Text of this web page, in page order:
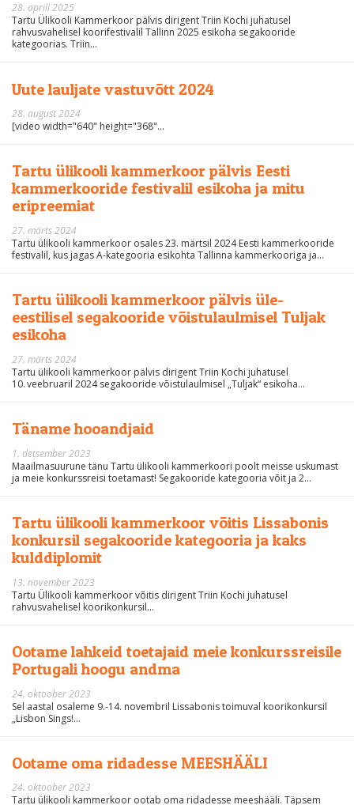
28. aprill 2025
Tartu Ülikooli Kammerkoor pälvis dirigent Triin Kochi juhatusel
rahvusvahelisel koorifestivalil Tallinn 2025 esikoha segakooride
kategoorias. Triin...
Uute lauljate vastuvõtt 2024
28. august 2024
[video width="640" height="368"...
Tartu ülikooli kammerkoor pälvis Eesti
kammerkooride festivalil esikoha ja mitu
eripreemiat
27. märts 2024
Tartu ülikooli kammerkoor osales 23. märtsil 2024 Eesti kammerkooride
festivalil, kus jagas A-kategooria esikohta Tallinna kammerkooriga ja...
Tartu ülikooli kammerkoor pälvis üle-
eestilisel segakooride võistulaulmisel Tuljak
esikoha
27. märts 2024
Tartu ülikooli kammerkoor pälvis dirigent Triin Kochi juhatusel
10. veebruaril 2024 segakooride võistulaulmisel „Tuljak“ esikoha...
Täname hooandjaid
1. detsember 2023
Maailmasuurune tänu Tartu ülikooli kammerkoori poolt meisse uskumast
ja meie konkurssreisi toetamast! Segakooride kategooria võit ja 2...
Tartu ülikooli kammerkoor võitis Lissabonis
konkursil segakooride kategooria ja kaks
kulddiplomit
13. november 2023
Tartu Ülikooli kammerkoor võitis dirigent Triin Kochi juhatusel
rahvusvahelisel koorikonkursil...
Ootame lahkeid toetajaid meie konkurssreisile
Portugali hoogu andma
24. oktoober 2023
Sel aastal osaleme 9.-14. novembril Lissabonis toimuval koorikonkursil
„Lisbon Sings!...
Ootame oma ridadesse MEESHÄÄLI
24. oktoober 2023
Tartu ülikooli kammerkoor ootab oma ridadesse meeshääli. Täpsem